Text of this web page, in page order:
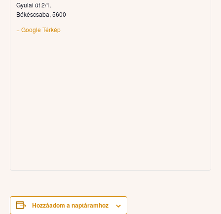
Gyulai út 2/1.
Békéscsaba, 5600
+ Google Térkép
Hozzáadom a naptáramhoz